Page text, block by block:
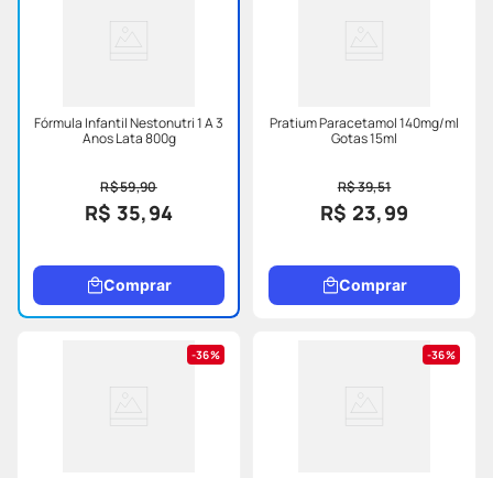
Fórmula Infantil Nestonutri 1 A 3
Anos Lata 800g
R$ 59,90
R$ 35,94
Comprar
Pratium Paracetamol 140mg/ml
Gotas 15ml
R$ 39,51
R$ 23,99
Comprar
36% 36%